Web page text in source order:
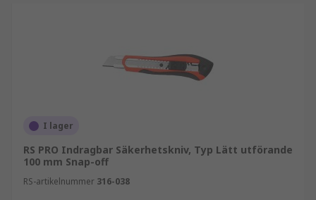
I lager
RS PRO Indragbar Säkerhetskniv, Typ Lätt utförande
100 mm Snap-off
RS-artikelnummer 316-038